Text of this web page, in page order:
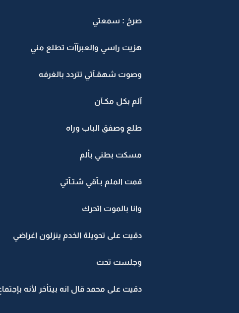
صرخ : سمعتي
هزيت راسي والعبرآآت تطلع مني
وصوت شهقـآتي تتردد بالغرفه
آلم بكل مكـآن
طلع وصفق الباب وراه
مسكت بطني بألم
قمت الملم بـآقي شتـآتي
وانا بالموت اتحرك
دقيت على تحويلة الخدم ينزلون اغراضي
وجلست تحت
دقيت على محمد قال انه بيتأخر لأنه